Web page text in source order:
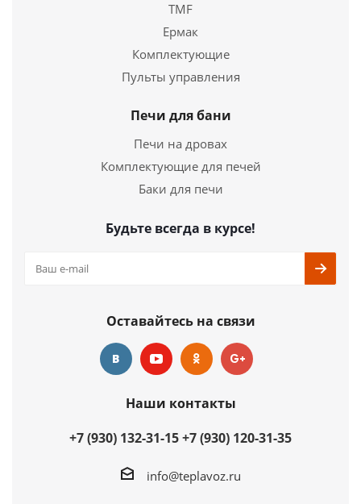
Термостойкое стекло ROBAX (4*410*340 мм)
3 225руб.
TMF
Ермак
Комплектующие
Пульты управления
Печи для бани
Печи на дровах
Комплектующие для печей
Баки для печи
Будьте всегда в курсе!
Оставайтесь на связи
Наши контакты
+7 (930) 132-31-15+7 (930) 120-31-35
info@teplavoz.ru